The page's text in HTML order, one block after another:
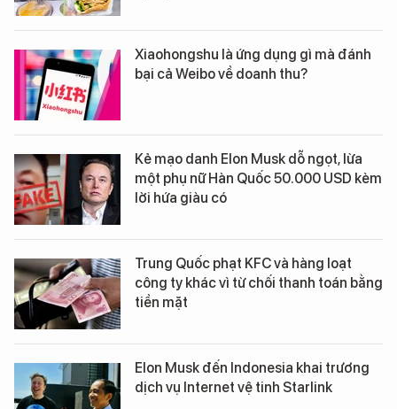
Xiaohongshu là ứng dụng gì mà đánh
bại cả Weibo về doanh thu?
Kẻ mạo danh Elon Musk dỗ ngọt, lừa
một phụ nữ Hàn Quốc 50.000 USD kèm
lời hứa giàu có
Trung Quốc phạt KFC và hàng loạt
công ty khác vì từ chối thanh toán bằng
tiền mặt
Elon Musk đến Indonesia khai trương
dịch vụ Internet vệ tinh Starlink